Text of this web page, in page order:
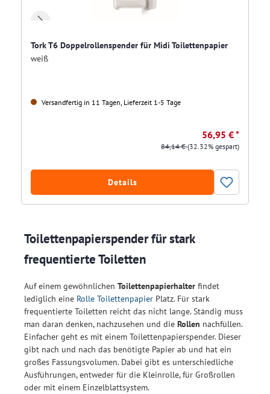
Tork T6 Doppelrollenspender für Midi Toilettenpapier
weiß
Versandfertig in 11 Tagen, Lieferzeit 1-5 Tage
56,95 € *
84,14 €(32.32% gespart)
Details
Toilettenpapierspender für stark
frequentierte Toiletten
Auf einem gewöhnlichen Toilettenpapierhalter findet
lediglich eine Rolle Toilettenpapier Platz. Für stark
frequentierte Toiletten reicht das nicht lange. Ständig muss
man daran denken, nachzusehen und die Rollen nachfüllen.
Einfacher geht es mit einem Toilettenpapierspender. Dieser
gibt nach und nach das benötigte Papier ab und hat ein
großes Fassungsvolumen. Dabei gibt es unterschiedliche
Ausführungen, entweder für die Kleinrolle, für Großrollen
oder mit einem Einzelblattsystem.